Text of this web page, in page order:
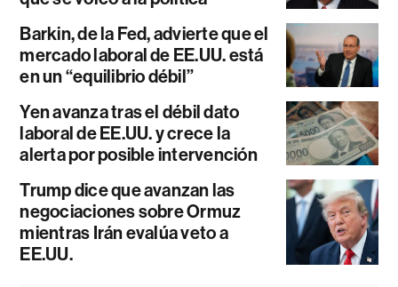
Barkin, de la Fed, advierte que el
mercado laboral de EE.UU. está
en un “equilibrio débil”
Yen avanza tras el débil dato
laboral de EE.UU. y crece la
alerta por posible intervención
Trump dice que avanzan las
negociaciones sobre Ormuz
mientras Irán evalúa veto a
EE.UU.